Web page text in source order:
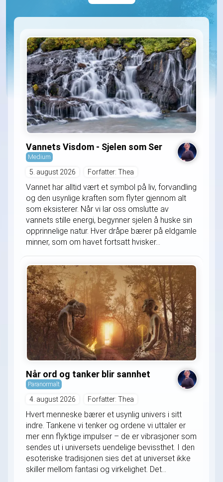
Vannets Visdom - Sjelen som Ser
Medium
5. august 2026 Forfatter: Thea
Vannet har alltid vært et symbol på liv, forvandling
og den usynlige kraften som flyter gjennom alt
som eksisterer. Når vi lar oss omslutte av
vannets stille energi, begynner sjelen å huske sin
opprinnelige natur. Hver dråpe bærer på eldgamle
minner, som om havet fortsatt hvisker...
Når ord og tanker blir sannhet
Paranormalt
4. august 2026 Forfatter: Thea
Hvert menneske bærer et usynlig univers i sitt
indre. Tankene vi tenker og ordene vi uttaler er
mer enn flyktige impulser – de er vibrasjoner som
sendes ut i universets uendelige bevissthet. I den
esoteriske tradisjonen sies det at universet ikke
skiller mellom fantasi og virkelighet. Det...